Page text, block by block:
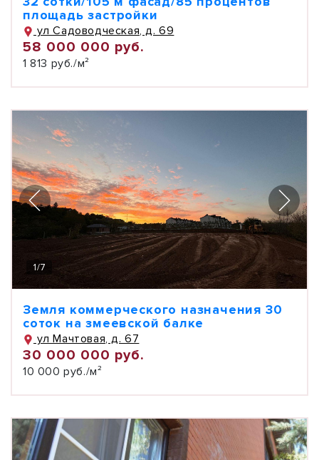
площадь застройки
ул Садоводческая, д. 69
58 000 000 руб.
1 813 руб./м²
1/7
Земля коммерческого назначения 30
соток на змеевской балке
ул Мачтовая, д. 67
30 000 000 руб.
10 000 руб./м²